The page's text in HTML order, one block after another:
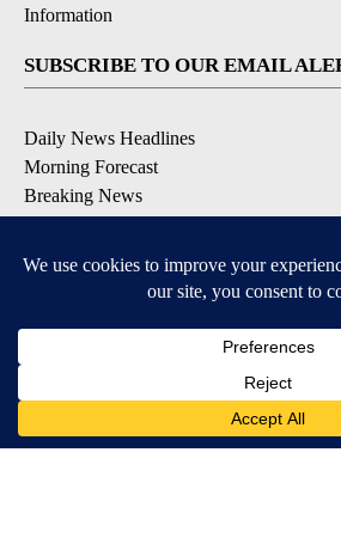
Information
SUBSCRIBE TO OUR EMAIL
Daily News Headlines
Morning Forecast
Breaking News
Coronavirus Updates
DOWNLOAD OUR APPS
Available for iOS and